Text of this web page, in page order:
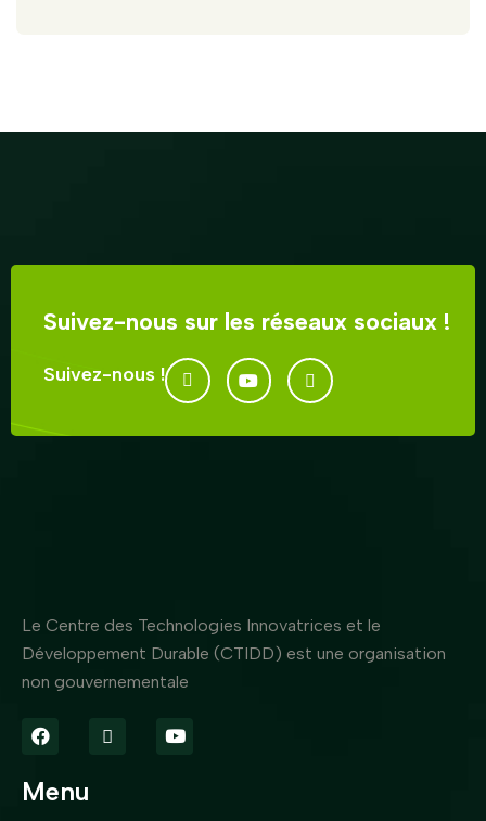
Suivez-nous sur les réseaux sociaux !
Suivez-nous !
Le Centre des Technologies Innovatrices et le
Développement Durable (CTIDD) est une organisation
non gouvernementale
Menu